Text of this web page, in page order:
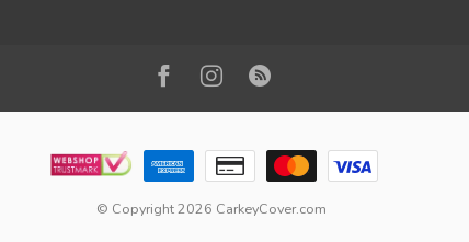
© Copyright 2026 CarkeyCover.com